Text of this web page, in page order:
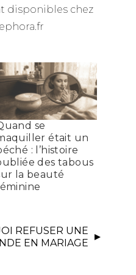
disponibles chez
se
était un
: l’histoire
des tabous
la beauté
REFUSER UNE
EN MARIAGE